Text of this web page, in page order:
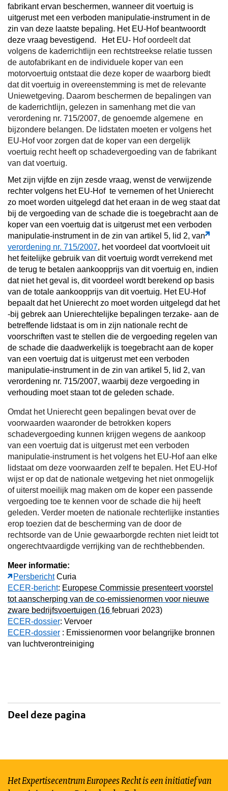
fabrikant ervan beschermen, wanneer dit voertuig is
uitgerust met een verboden manipulatie-instrument in de
zin van deze laatste bepaling. Het EU-Hof beantwoordt
deze vraag bevestigend.
Het EU- Hof oordeelt dat
volgens de kaderrichtlijn een rechtstreekse relatie tussen
de autofabrikant en de individuele koper van een
motorvoertuig ontstaat die deze koper de waarborg biedt
dat dit voertuig in overeenstemming is met de relevante
Uniewetgeving. Daarom beschermen de bepalingen van
de kaderrichtlijn, gelezen in samenhang met die van
verordening nr. 715/2007, de genoemde algemene en
bijzondere belangen. De lidstaten moeten er volgens het
EU-Hof voor zorgen dat de koper van een dergelijk
voertuig recht heeft op schadevergoeding van de fabrikant
van dat voertuig.
Met zijn vijfde en zijn zesde vraag, wenst de verwijzende
rechter volgens het EU-Hof te vernemen of het Unierecht
zo moet worden uitgelegd dat het eraan in de weg staat dat
bij de vergoeding van de schade die is toegebracht aan de
koper van een voertuig dat is uitgerust met een verboden
manipulatie-instrument in de zin van artikel 5, lid 2, van
verordening nr. 715/2007, het voordeel dat voortvloeit uit
het feitelijke gebruik van dit voertuig wordt verrekend met
de terug te betalen aankoopprijs van dit voertuig en, indien
dat niet het geval is, dit voordeel wordt berekend op basis
van de totale aankoopprijs van dit voertuig. Het EU-Hof
bepaalt dat het Unierecht zo moet worden uitgelegd dat het
-bij gebrek aan Unierechtelijke bepalingen terzake- aan de
betreffende lidstaat is om in zijn nationale recht de
voorschriften vast te stellen die de vergoeding regelen van
de schade die daadwerkelijk is toegebracht aan de koper
van een voertuig dat is uitgerust met een verboden
manipulatie-instrument in de zin van artikel 5, lid 2, van
verordening nr. 715/2007, waarbij deze vergoeding in
verhouding moet staan tot de geleden schade.
Omdat het Unierecht geen bepalingen bevat over de
voorwaarden waaronder de betrokken kopers
schadevergoeding kunnen krijgen wegens de aankoop
van een voertuig dat is uitgerust met een verboden
manipulatie-instrument is het volgens het EU-Hof aan elke
lidstaat om deze voorwaarden zelf te bepalen. Het EU-Hof
wijst er op dat de nationale wetgeving het niet onmogelijk
of uiterst moeilijk mag maken om de koper een passende
vergoeding toe te kennen voor de schade die hij heeft
geleden. Verder moeten de nationale rechterlijke instanties
erop toezien dat de bescherming van de door de
rechtsorde van de Unie gewaarborgde rechten niet leidt tot
ongerechtvaardigde verrijking van de rechthebbenden.
Meer informatie:
PersberichtCuria
ECER-bericht: Europese Commissie presenteert voorstel
tot aanscherping van de co-emissienormen voor nieuwe
zware bedrijfsvoertuigen (16 februari 2023)
ECER-dossier: Vervoer
ECER-dossier : Emissienormen voor belangrijke bronnen
van luchtverontreiniging
Deel deze pagina
Het Expertisecentrum Europees Recht is een initiatief van